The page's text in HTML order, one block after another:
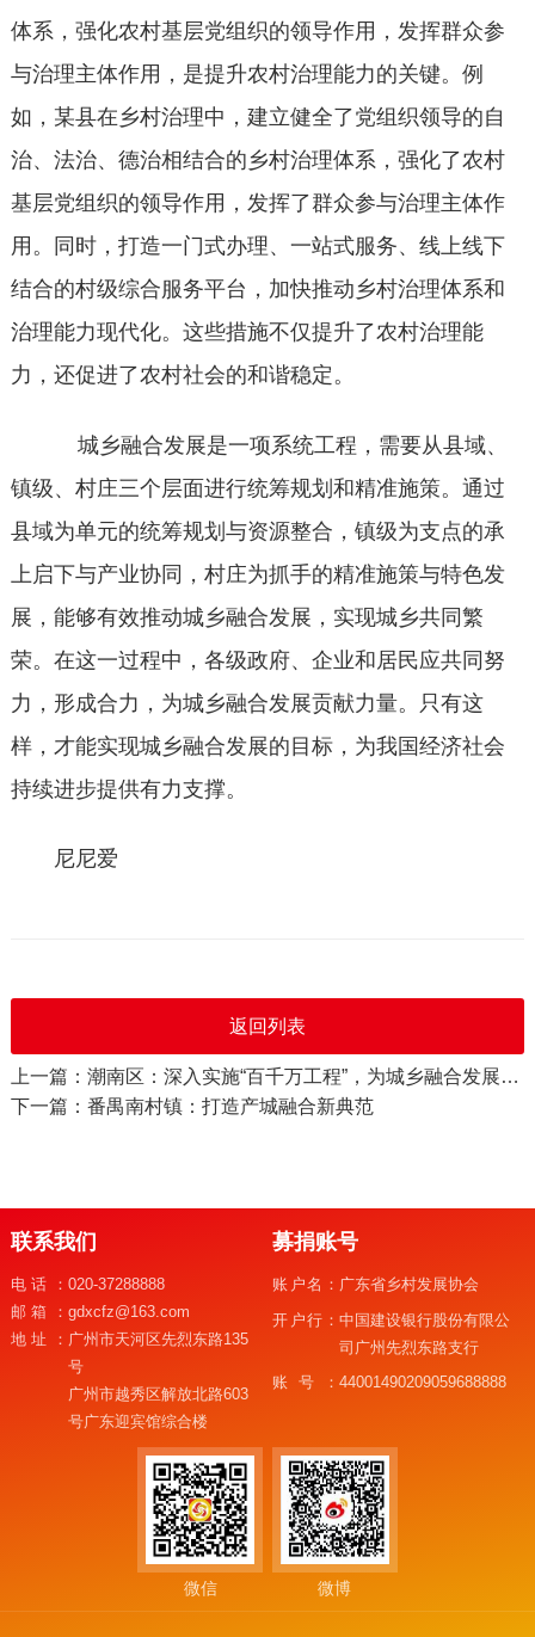
体系，强化农村基层党组织的领导作用，发挥群众参
与治理主体作用，是提升农村治理能力的关键。例
如，某县在乡村治理中，建立健全了党组织领导的自
治、法治、德治相结合的乡村治理体系，强化了农村
基层党组织的领导作用，发挥了群众参与治理主体作
用。同时，打造一门式办理、一站式服务、线上线下
结合的村级综合服务平台，加快推动乡村治理体系和
治理能力现代化。这些措施不仅提升了农村治理能
力，还促进了农村社会的和谐稳定。
城乡融合发展是一项系统工程，需要从县域、
镇级、村庄三个层面进行统筹规划和精准施策。通过
县域为单元的统筹规划与资源整合，镇级为支点的承
上启下与产业协同，村庄为抓手的精准施策与特色发
展，能够有效推动城乡融合发展，实现城乡共同繁
荣。在这一过程中，各级政府、企业和居民应共同努
力，形成合力，为城乡融合发展贡献力量。只有这
样，才能实现城乡融合发展的目标，为我国经济社会
持续进步提供有力支撑。
尼尼爱
返回列表
上一篇：潮南区：深入实施“百千万工程”，为城乡融合发展打造生动样本
下一篇：番禺南村镇：打造产城融合新典范
联系我们
电话： 020-37288888
邮箱： gdxcfz@163.com
地址： 广州市天河区先烈东路135
号
广州市越秀区解放北路603
号广东迎宾馆综合楼
募捐账号
账户名： 广东省乡村发展协会
开户行：中国建设银行股份有限公
司广州先烈东路支行
账号：44001490209059688888
微信 微博